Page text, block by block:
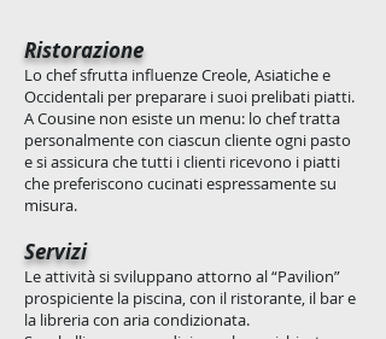
Ristorazione
Lo chef sfrutta influenze Creole, Asiatiche e
Occidentali per preparare i suoi prelibati piatti.
A Cousine non esiste un menu: lo chef tratta
personalmente con ciascun cliente ogni pasto
e si assicura che tutti i clienti ricevono i piatti
che preferiscono cucinati espressamente su
misura.
Servizi
Le attività si sviluppano attorno al “Pavilion”
prospiciente la piscina, con il ristorante, il bar e
la libreria con aria condizionata.